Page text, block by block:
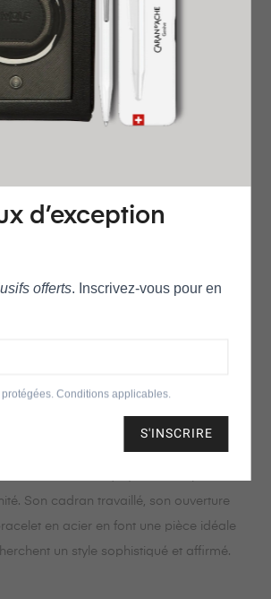
Open Heart Auto 42 mm incarne
et contemporaine de la collection
argenté brossé soleillé, rehaussé
fumés, met en valeur l’ouverture
dévoile le mouvement automatique
inoxydable de 42 mm s’associe à un
et polyvalente. Le design à cœur
du mouvement, doté d’une
entre tradition horlogère et innovation
de la maison Hamilton.
les moments les plus élégants,
Heart Auto 42 mm se distingue
Son cadran travaillé, son ouverture
en acier en font une pièce idéale
un style sophistiqué et affirmé.
d’exception
offerts. Inscrivez‑vous pour en
Conditions applicables.
S'INSCRIRE